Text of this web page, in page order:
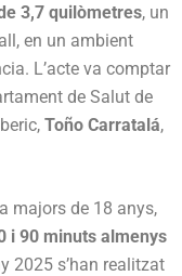
3,7 quilòmetres, un
en un ambient
L’acte va comptar
de Salut de
Toño Carratalá,
majors de 18 anys,
i 90 minuts almenys
2025 s’han realitzat